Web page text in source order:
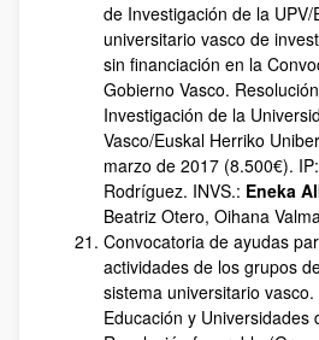
de Investigación de la
universitario vasco de
sin financiación en la
Gobierno Vasco.
Investigación de la
Vasco/Euskal Herriko
marzo de 2017 (8.500€).
Rodríguez. INVS.: Eneka
Beatriz Otero, Oihana
Convocatoria de ayudas
actividades de los grupos
sistema universitario
Educación y Universidades